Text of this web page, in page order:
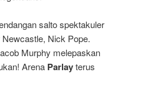
salto spektakuler
Nick Pope.
Murphy melepaskan
Arena Parlayterus